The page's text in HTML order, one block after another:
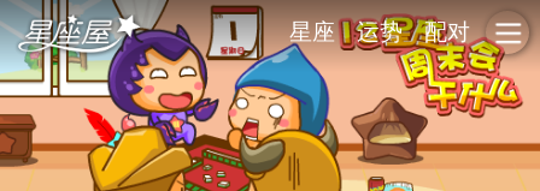
星座 运势 配对